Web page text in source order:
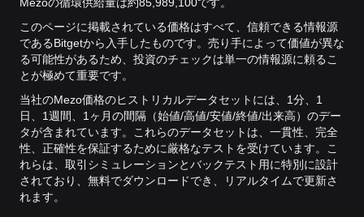
このページに掲載されている価格はすべて、信頼できる情報源
であるBitgetから入手したものです。売り手によって価値が異な
る可能性があるため、投資のチェックは単一の情報源に頼るこ
とが極めて重要です。
当社のMezo価格のヒストリカルデータセットには、1分、1
日、1週間、1ヶ月の間隔（始値/高値/安値/終値/出来高）のデー
タが含まれています。これらのデータセットは、一貫性、完全
性、正確性を保証するために厳格なテストを受けています。こ
れらは、取引シミュレーションとバックテスト用に特別に設計
されており、無料でダウンロードでき、リアルタイムで更新さ
れます。